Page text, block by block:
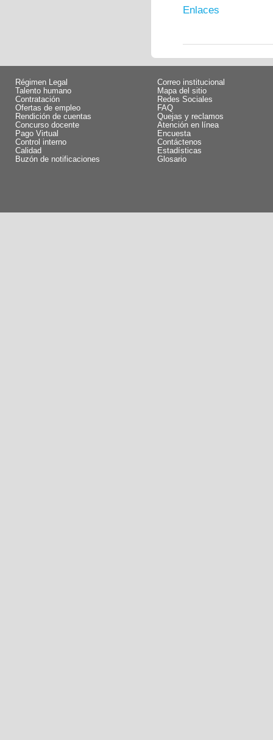
Enlaces
Régimen Legal
Talento humano
Contratación
Ofertas de empleo
Rendición de cuentas
Concurso docente
Pago Virtual
Control interno
Calidad
Buzón de notificaciones
Correo institucional
Mapa del sitio
Redes Sociales
FAQ
Quejas y reclamos
Atención en línea
Encuesta
Contáctenos
Estadísticas
Glosario